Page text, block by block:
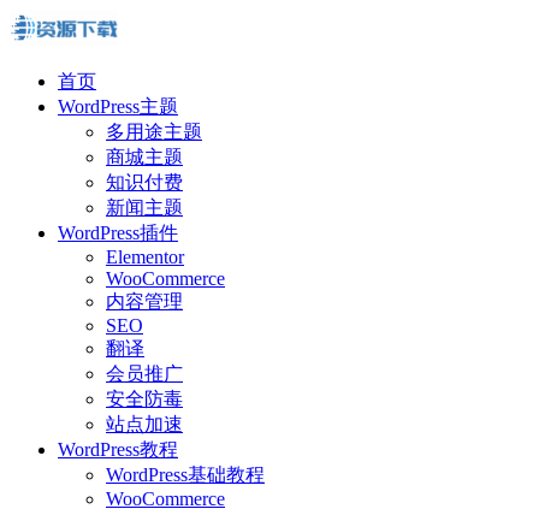
首页
WordPress主题
多用途主题
商城主题
知识付费
新闻主题
WordPress插件
Elementor
WooCommerce
内容管理
SEO
翻译
会员推广
安全防毒
站点加速
WordPress教程
WordPress基础教程
WooCommerce